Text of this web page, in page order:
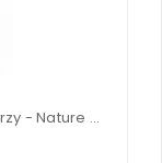
Oczyszczająca pianka do mycia twarzy - Nature Queen 175 ml